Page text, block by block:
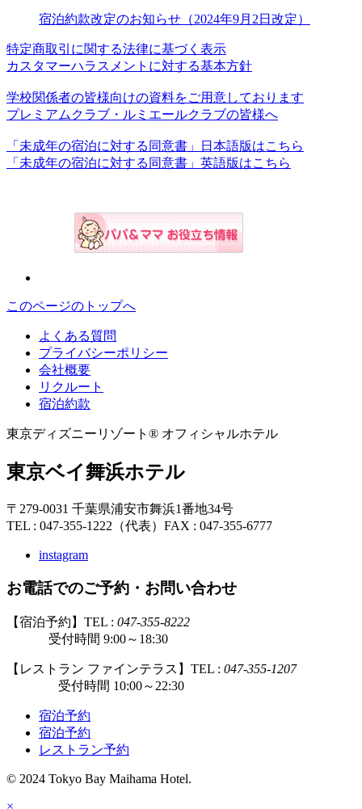
宿泊約款改定のお知らせ（2024年9月2日改定）
特定商取引に関する法律に基づく表示
カスタマーハラスメントに対する基本方針
学校関係者の皆様向けの資料をご用意しております
プレミアムクラブ・ルミエールクラブの皆様へ
「未成年の宿泊に対する同意書」日本語版はこちら
「未成年の宿泊に対する同意書」英語版はこちら
このページのトップへ
よくある質問
プライバシーポリシー
会社概要
リクルート
宿泊約款
東京ディズニーリゾート® オフィシャルホテル
東京ベイ舞浜ホテル
〒279-0031 千葉県浦安市舞浜1番地34号
TEL : 047-355-1222（代表） FAX : 047-355-6777
instagram
お電話でのご予約・お問い合わせ
【宿泊予約】TEL : 047-355-8222
受付時間 9:00～18:30
【レストラン ファインテラス】TEL : 047-355-1207
受付時間 10:00～22:30
宿泊予約
宿泊予約
レストラン予約
© 2024 Tokyo Bay Maihama Hotel.
×